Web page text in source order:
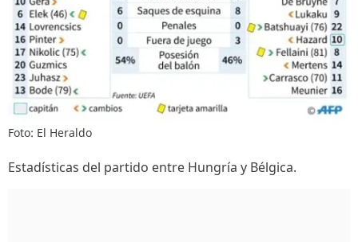
Foto: El Heraldo
Estadísticas del partido entre Hungría y Bélgica.